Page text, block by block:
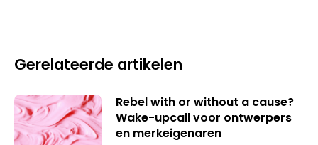
Gerelateerde artikelen
Rebel with or without a cause?
Wake-upcall voor ontwerpers
en merkeigenaren